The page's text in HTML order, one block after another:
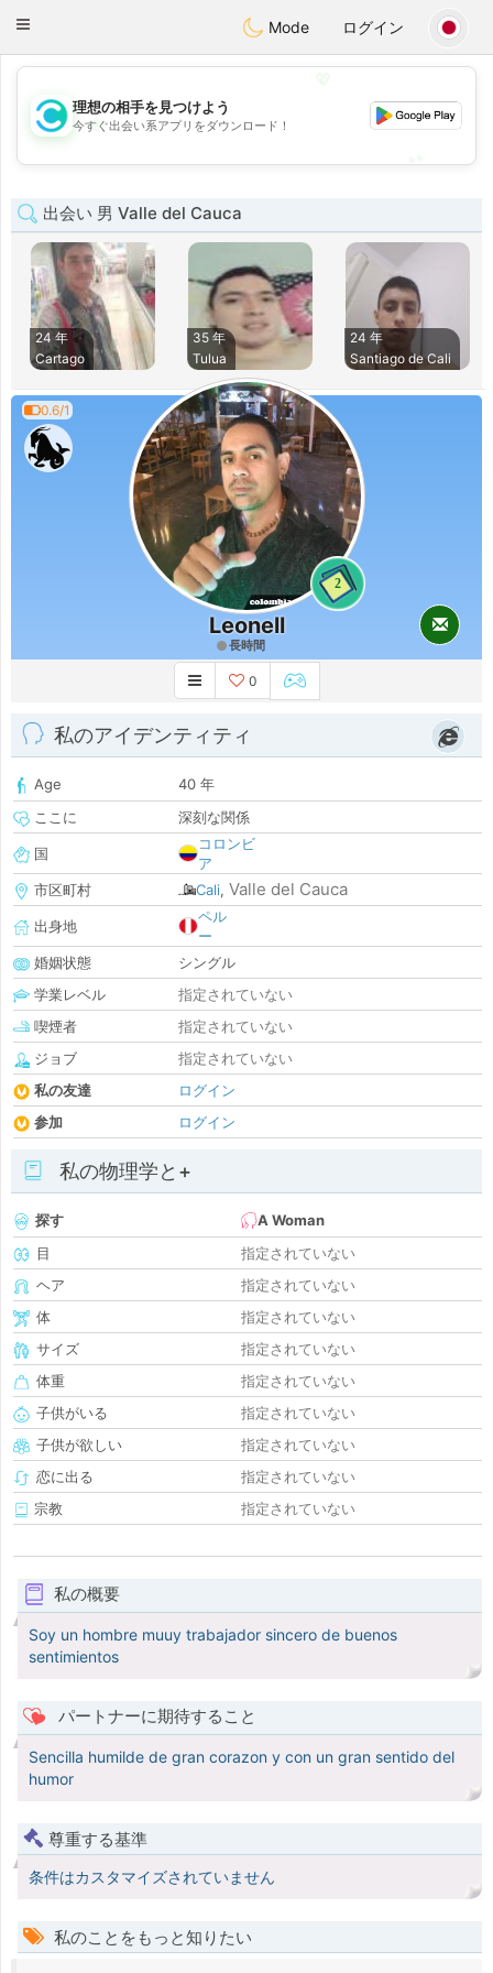
olombiaCitas
Toggle
Mode ログイン
💖
💕
理想の相手を見つけよう
今すぐ出会い系アプリをダウンロード！
出会い 男 Valle del Cauca
24 年
Cartago
35 年
Tulua
24 年
Santiago de Cali
0.6/1
2
Leonell
長時間
0
私のアイデンティティ
Age
40 年
ここに
深刻な関係
国
コロンビ
ア
市区町村
Cali, Valle del Cauca
出身地
ペル
ー
婚姻状態
シングル
学業レベル
指定されていない
喫煙者
指定されていない
ジョブ
指定されていない
私の友達
ログイン
参加
ログイン
私の物理学と+
探す
A Woman
目
指定されていない
ヘア
指定されていない
体
指定されていない
サイズ
指定されていない
体重
指定されていない
子供がいる
指定されていない
子供が欲しい
指定されていない
恋に出る
指定されていない
宗教
指定されていない
私の概要
Soy un hombre muuy trabajador sincero de buenos
sentimientos
パートナーに期待すること
Sencilla humilde de gran corazon y con un gran sentido del
humor
尊重する基準
条件はカスタマイズされていません
私のことをもっと知りたい